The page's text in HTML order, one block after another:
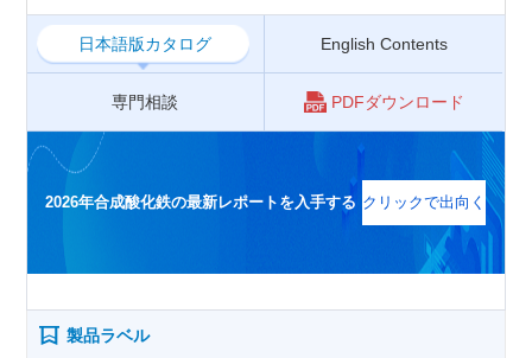
日本語版カタログ English Contents
専門相談 PDFダウンロード
2026年合成酸化鉄の最新レポートを入手する クリックで出向く
製品ラベル